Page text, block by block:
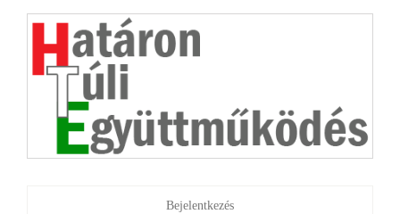
Bejelentkezés